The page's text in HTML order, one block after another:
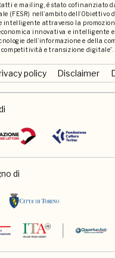
e mailing, è stato cofinanziato
(FESR) nell’ambito dell’Obiettivo
intelligente attraverso la
innovativa e intelligente
dell’informazione e della
competitività e transizione digitale”.
policy Disclaimer
di